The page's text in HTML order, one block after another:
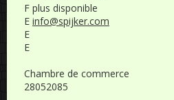
F plus disponible
E info@spijker.com
E
E
Chambre de commerce
28052085